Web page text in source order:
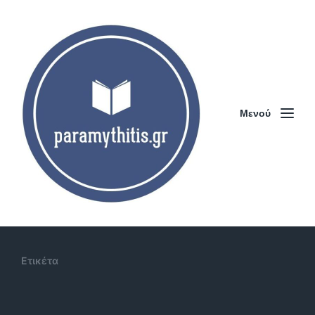
Μενού
Ετικέτα